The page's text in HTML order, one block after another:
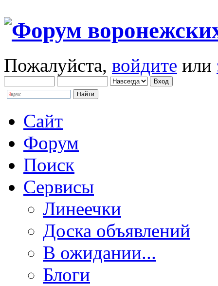
Пожалуйста, войдите или
Сайт
Форум
Поиск
Сервисы
Линеечки
Доска объявлений
В ожидании...
Блоги